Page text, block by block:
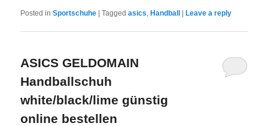
Posted in Sportschuhe |Tagged asics ,Handball |Leave a reply
ASICS GELDOMAIN
Handballschuh
white/black/lime günstig
online bestellen